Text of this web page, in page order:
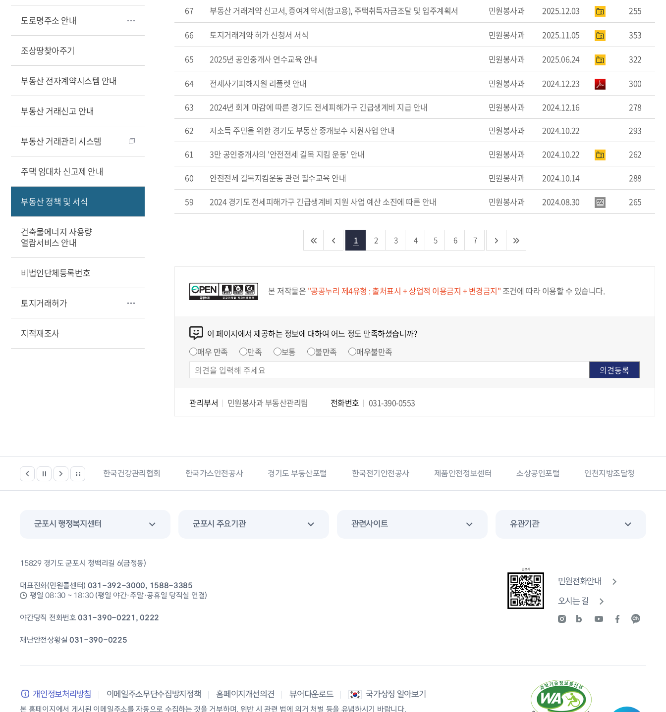
도로명주소 안내
조상땅찾아주기
부동산 전자계약시스템 안내
부동산 거래신고 안내
부동산 거래관리 시스템
주택 임대차 신고제 안내
부동산 정책 및 서식
건축물에너지 사용량
열람서비스 안내
비법인단체등록번호
토지거래허가
지적재조사
67 부동산 거래계약 신고서, 증여계약서(참고용), 주택취득자금조달 및 입주계획서 민원봉사과 2025.12.03 255
66 토지거래계약 허가 신청서 서식 민원봉사과 2025.11.05 353
65 2025년 공인중개사 연수교육 안내 민원봉사과 2025.06.24 322
64 전세사기피해지원 리플렛 안내 민원봉사과 2024.12.23
300
63
2024년 회계 마감에 따른 경기도 전세피해가구 긴급생계비 지급 안내 민원봉사과 2024.12.16
278
62
저소득 주민을 위한 경기도 부동산 중개보수 지원사업 안내 민원봉사과 2024.10.22
293
61
3만 공인중개사의 '안전전세 길목 지킴 운동' 안내 민원봉사과 2024.10.22
262
60
안전전세 길목지킴운동 관련 필수교육 안내 민원봉사과 2024.10.14
288
59
2024 경기도 전세피해가구 긴급생계비 지원 사업 예산 소진에 따른 안내 민원봉사과 2024.08.30 265
1 2 3 4 5 6 7
본 저작물은 "공공누리 제4유형 : 출처표시 + 상업적 이용금지 + 변경금지" 조건에 따라 이용할 수 있습니다.
이 페이지에서 제공하는 정보에 대하여 어느 정도 만족하셨습니까?
매우 만족
만족 보통 불만족 매우불만족
관리부서 민원봉사과 부동산관리팀 전화번호 031-390-0553
치찾기서비스 한국건강관리협회 한국가스안전공사 경기도 부동산포털 한국전기안전공사 제품안전정보센터 소상공인포털 인천지방조달청 국가기록원
군포시 행정복지센터 군포시 주요기관 관련사이트 유관기관
15829 경기도 군포시 청백리길 6(금정동)
대표전화(민원콜센터) 031-392-3000, 1588-3385
평일 08:30 ~ 18:30 (평일 야간·주말·공휴일 당직실 연결)
야간당직 전화번호031-390-0221, 0222
재난안전상황실 031-390-0225
민원전화안내
오시는 길
개인정보처리방침 이메일주소무단수집방지정책 홈페이지개선의견 뷰어다운로드 국가상징 알아보기
본 홈페이지에서 게시된 이메일주소를 자동으로 수집하는 것을 거부하며, 위반 시 관련 법에 의거 처벌 등을 유념하시기 바랍니다.